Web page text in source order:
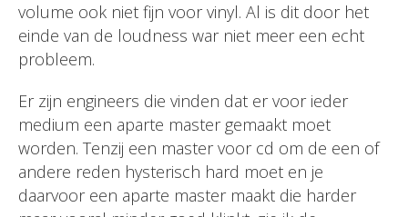
volume ook niet fijn voor vinyl. Al is dit door het
einde van de loudness war niet meer een echt
probleem.
Er zijn engineers die vinden dat er voor ieder
medium een aparte master gemaakt moet
worden. Tenzij een master voor cd om de een of
andere reden hysterisch hard moet en je
daarvoor een aparte master maakt die harder